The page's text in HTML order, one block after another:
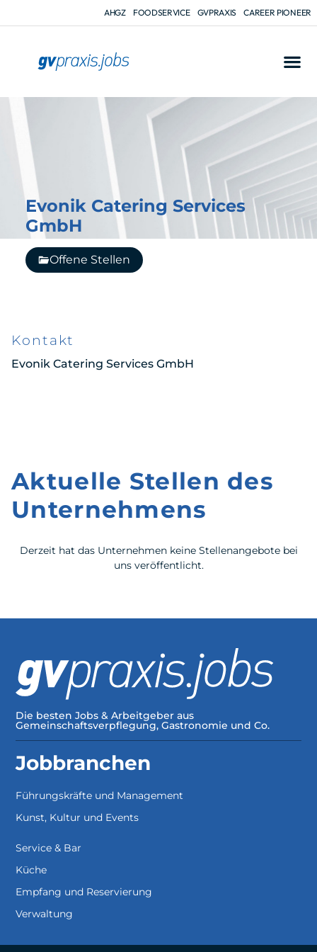
AHGZ FOODSERVICE GVPRAXIS CAREER PIONEER
Evonik Catering Services
GmbH
Offene Stellen
Kontakt
Evonik Catering Services GmbH
Aktuelle Stellen des
Unternehmens
Derzeit hat das Unternehmen keine Stellenangebote bei
uns veröffentlicht.
Die besten Jobs & Arbeitgeber aus
Gemeinschaftsverpflegung, Gastronomie und Co.
Jobbranchen
Führungskräfte und Management
Kunst, Kultur und Events
Service & Bar
Küche
Empfang und Reservierung
Verwaltung